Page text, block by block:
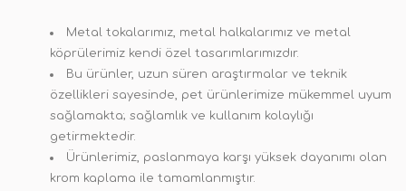
Metal tokalarımız, metal halkalarımız ve metal
köprülerimiz kendi özel tasarımlarımızdır.
Bu ürünler, uzun süren araştırmalar ve teknik
özellikleri sayesinde, pet ürünlerimize mükemmel uyum
sağlamakta; sağlamlık ve kullanım kolaylığı
getirmektedir.
Ürünlerimiz, paslanmaya karşı yüksek dayanımı olan
krom kaplama ile tamamlanmıştır.